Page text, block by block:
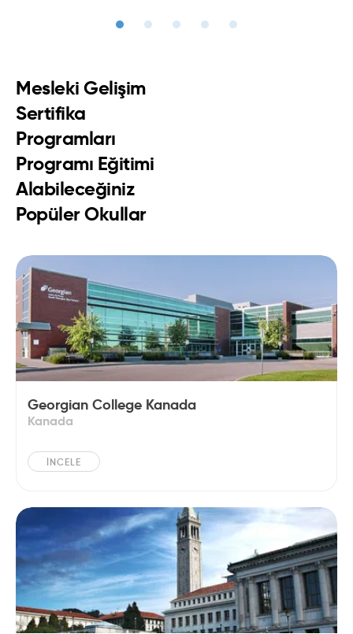
istiyorsanız İrlanda bunun en muazzam yer. İnsanlar inanılmaz
Mesleki Gelişim
Sertifika
Programları
Programı Eğitimi
Alabileceğiniz
Popüler Okullar
Georgian College Kanada
Kanada
İNCELE